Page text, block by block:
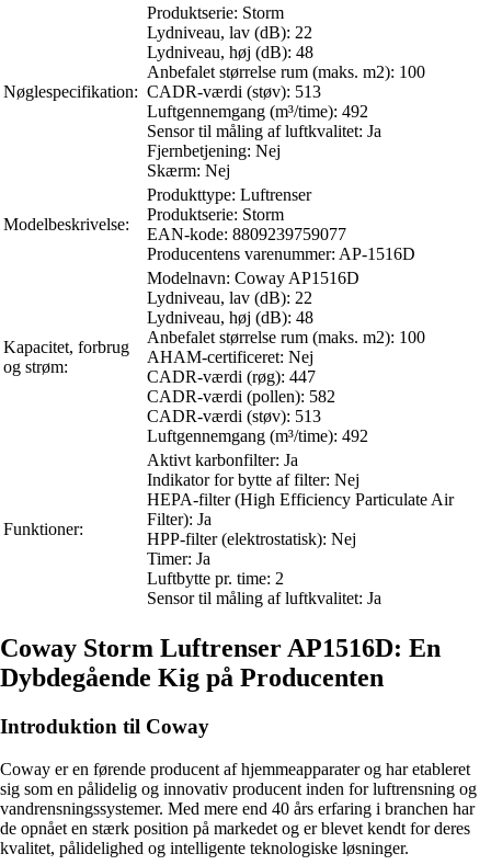
Nøglespecifikation:
Produktserie: Storm
Lydniveau, lav (dB): 22
Lydniveau, høj (dB): 48
Anbefalet størrelse rum (maks. m2): 100
CADR-værdi (støv): 513
Luftgennemgang (m³/time): 492
Sensor til måling af luftkvalitet: Ja
Fjernbetjening: Nej
Skærm: Nej
Modelbeskrivelse:
Produkttype: Luftrenser
Produktserie: Storm
EAN-kode: 8809239759077
Producentens varenummer: AP-1516D
Kapacitet, forbrug
og strøm:
Modelnavn: Coway AP1516D
Lydniveau, lav (dB): 22
Lydniveau, høj (dB): 48
Anbefalet størrelse rum (maks. m2): 100
AHAM-certificeret: Nej
CADR-værdi (røg): 447
CADR-værdi (pollen): 582
CADR-værdi (støv): 513
Luftgennemgang (m³/time): 492
Funktioner:
Aktivt karbonfilter: Ja
Indikator for bytte af filter: Nej
HEPA-filter (High Efficiency Particulate Air
Filter): Ja
HPP-filter (elektrostatisk): Nej
Timer: Ja
Luftbytte pr. time: 2
Sensor til måling af luftkvalitet: Ja
Coway Storm Luftrenser AP1516D: En
Dybdegående Kig på Producenten
Introduktion til Coway
Coway er en førende producent af hjemmeapparater og har etableret
sig som en pålidelig og innovativ producent inden for luftrensning og
vandrensningssystemer. Med mere end 40 års erfaring i branchen har
de opnået en stærk position på markedet og er blevet kendt for deres
kvalitet, pålidelighed og intelligente teknologiske løsninger.